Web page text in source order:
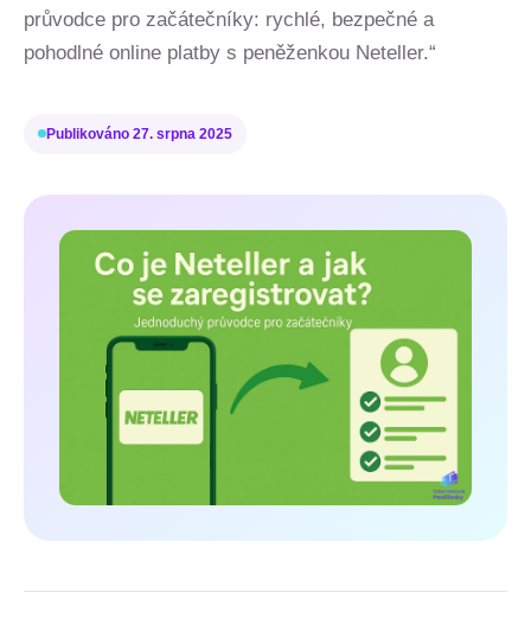
průvodce pro začátečníky: rychlé, bezpečné a
pohodlné online platby s peněženkou Neteller.“
Publikováno 27. srpna 2025